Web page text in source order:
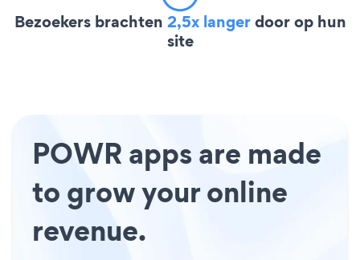
Bezoekers brachten 2,5x langerdoor op hun
site
POWR apps are made
to grow your online
revenue.